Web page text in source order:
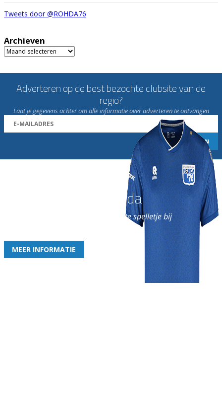
Tweets door @ROHDA76
Archieven
Archieven
Adverteren op de best bezochte clubsite van de
regio?
Laat je gegevens achter om alle informatie over adverteren te ontvangen
Word nu lid van Rohda
en geniet iedere week van het leukste spelletje bij
MEER INFORMATIE